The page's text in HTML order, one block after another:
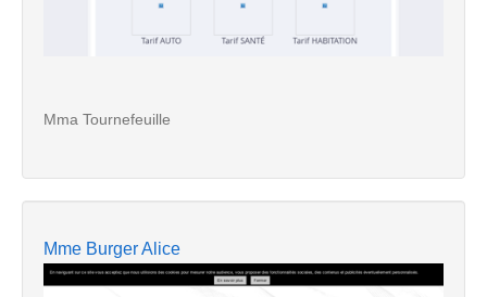
Mma Tournefeuille
Mme Burger Alice